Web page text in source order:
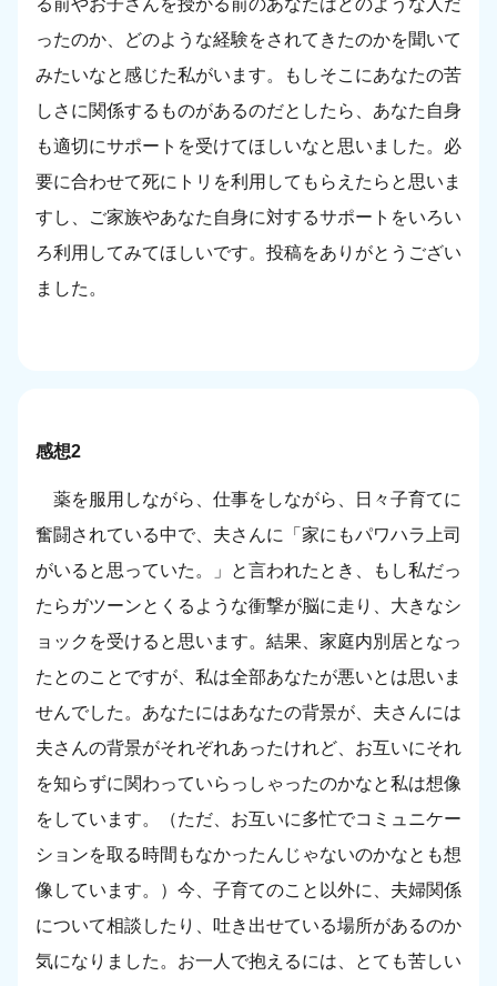
る前やお子さんを授かる前のあなたはどのような人だ
ったのか、どのような経験をされてきたのかを聞いて
みたいなと感じた私がいます。もしそこにあなたの苦
しさに関係するものがあるのだとしたら、あなた自身
も適切にサポートを受けてほしいなと思いました。必
要に合わせて死にトリを利用してもらえたらと思いま
すし、ご家族やあなた自身に対するサポートをいろい
ろ利用してみてほしいです。投稿をありがとうござい
ました。
感想2
薬を服用しながら、仕事をしながら、日々子育てに
奮闘されている中で、夫さんに「家にもパワハラ上司
がいると思っていた。」と言われたとき、もし私だっ
たらガツーンとくるような衝撃が脳に走り、大きなシ
ョックを受けると思います。結果、家庭内別居となっ
たとのことですが、私は全部あなたが悪いとは思いま
せんでした。あなたにはあなたの背景が、夫さんには
夫さんの背景がそれぞれあったけれど、お互いにそれ
を知らずに関わっていらっしゃったのかなと私は想像
をしています。（ただ、お互いに多忙でコミュニケー
ションを取る時間もなかったんじゃないのかなとも想
像しています。）今、子育てのこと以外に、夫婦関係
について相談したり、吐き出せている場所があるのか
気になりました。お一人で抱えるには、とても苦しい